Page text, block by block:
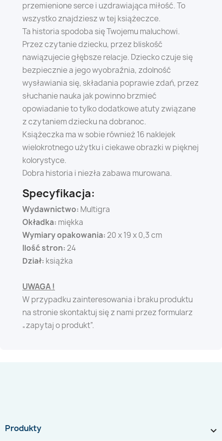
przemienione serce i uzdrawiająca miłość. To
wszystko znajdziesz w tej książeczce.
Ta historia spodoba się Twojemu maluchowi.
Przez czytanie dziecku, przez bliskość
nawiązujecie głębsze relacje. Dziecko czuje się
bezpiecznie a jego wyobraźnia, zdolność
wysławiania się, składania poprawie zdań, przez
słuchanie nauka jak powinno brzmieć
opowiadanie to tylko dodatkowe atuty związane
z czytaniem dziecku na dobranoc.
Książeczka ma w sobie również 16 naklejek
wielokrotnego użytku i ciekawe obrazki w pięknej
kolorystyce.
Dobra historia i niezła zabawa murowana.
Specyfikacja:
Wydawnictwo: Multigra
Okładka: miękka
Wymiary opakowania:20 x 19 x 0,3 cm
Ilość stron:24
Dział: książka
UWAGA !
W przypadku zainteresowania i braku produktu
na stronie skontaktuj się z nami przez formularz
„zapytaj o produkt”.
Produkty 